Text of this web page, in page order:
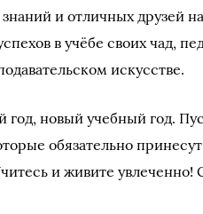
и отличных друзей
в учёбе своих чад,
искусстве.
год, новый учебный год.
обязательно принесут
и живите увлеченно!